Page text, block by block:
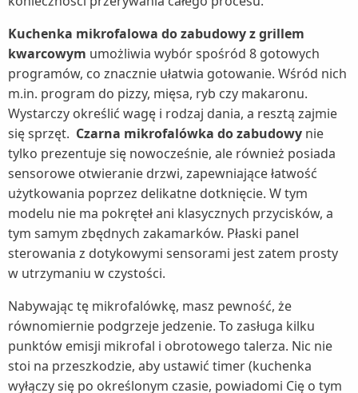
Kuchenka mikrofalowa do zabudowy z grillem
kwarcowym umożliwia wybór spośród 8 gotowych
programów, co znacznie ułatwia gotowanie. Wśród nich
m.in. program do pizzy, mięsa, ryb czy makaronu.
Wystarczy określić wagę i rodzaj dania, a resztą zajmie
się sprzęt. Czarna mikrofalówka do zabudowy nie
tylko prezentuje się nowocześnie, ale również posiada
sensorowe otwieranie drzwi, zapewniające łatwość
użytkowania poprzez delikatne dotknięcie. W tym
modelu nie ma pokręteł ani klasycznych przycisków, a
tym samym zbędnych zakamarków. Płaski panel
sterowania z dotykowymi sensorami jest zatem prosty
w utrzymaniu w czystości.
Nabywając tę mikrofalówkę, masz pewność, że
równomiernie podgrzeje jedzenie. To zasługa kilku
punktów emisji mikrofal i obrotowego talerza. Nic nie
stoi na przeszkodzie, aby ustawić timer (kuchenka
wyłączy się po określonym czasie, powiadomi Cię o tym